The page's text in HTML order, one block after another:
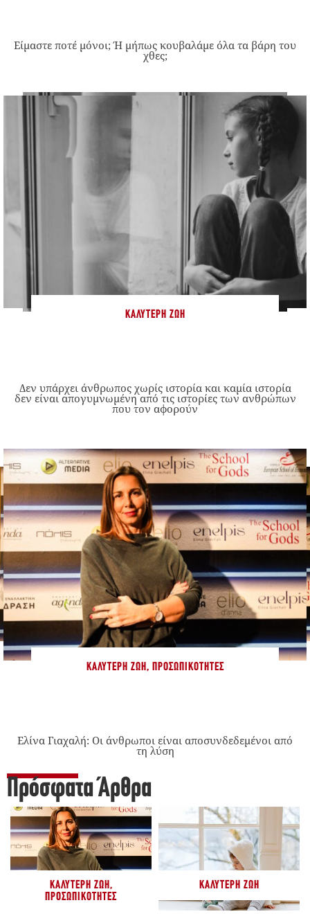
Είμαστε ποτέ μόνοι; Ή μήπως κουβαλάμε όλα τα βάρη του
χθες;
ΚΑΛΎΤΕΡΗ ΖΩΉ
Δεν υπάρχει άνθρωπος χωρίς ιστορία και καμία ιστορία
δεν είναι απογυμνωμένη από τις ιστορίες των ανθρώπων
που τον αφορούν
ΚΑΛΎΤΕΡΗ ΖΩΉ, ΠΡΟΣΩΠΙΚΌΤΗΤΕΣ
Ελίνα Γιαχαλή: Οι άνθρωποι είναι αποσυνδεδεμένοι από
τη λύση
Πρόσφατα Άρθρα
ΚΑΛΎΤΕΡΗ ΖΩΉ,
ΠΡΟΣΩΠΙΚΌΤΗΤΕΣ
ΚΑΛΎΤΕΡΗ ΖΩΉ